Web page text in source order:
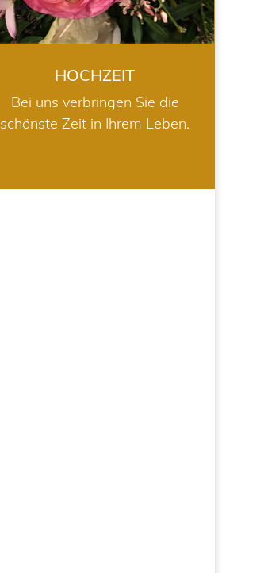
HOCHZEIT
Bei uns verbringen Sie die
schönste Zeit in Ihrem Leben.